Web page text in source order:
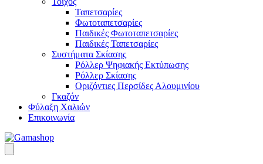
Ταπετσαρίες
Φωτοταπετσαρίες
Παιδικές Φωτοταπετσαρίες
Παιδικές Ταπετσαρίες
Συστήματα Σκίασης
Ρόλλερ Ψηφιακής Εκτύπωσης
Ρόλλερ Σκίασης
Οριζόντιες Περσίδες Αλουμινίου
Γκαζόν
Φύλαξη Χαλιών
Επικοινωνία